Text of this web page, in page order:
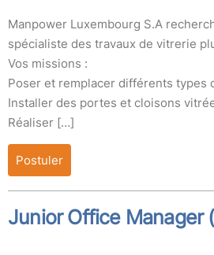
Manpower Luxembourg S.A
spécialiste des travaux de vitrerie
Vos missions :
Poser et remplacer différents types
Installer des portes et cloisons
Réaliser […]
Postuler
Junior Office Manager